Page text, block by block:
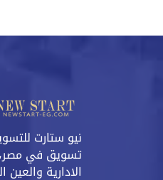
نيو ستارت
تسويق في مصر،
الادارية